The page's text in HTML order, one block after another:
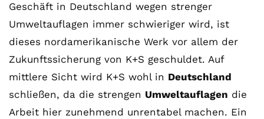
Geschäft in Deutschland wegen strenger
Umweltauflagen immer schwieriger wird, ist
dieses nordamerikanische Werk vor allem der
Zukunftssicherung von K+S geschuldet. Auf
mittlere Sicht wird K+S wohl in Deutschland
schließen, da die strengen Umweltauflagen die
Arbeit hier zunehmend unrentabel machen. Ein